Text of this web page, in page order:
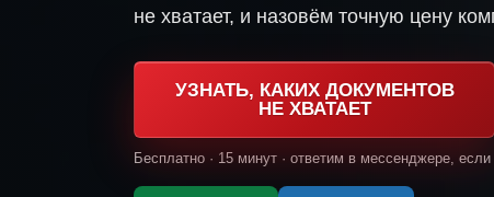
не хватает, и назовём точную цену
УЗНАТЬ, КАКИХ ДОКУМЕНТОВ
НЕ ХВАТАЕТ
Бесплатно · 15 минут · ответим в мессенджере,